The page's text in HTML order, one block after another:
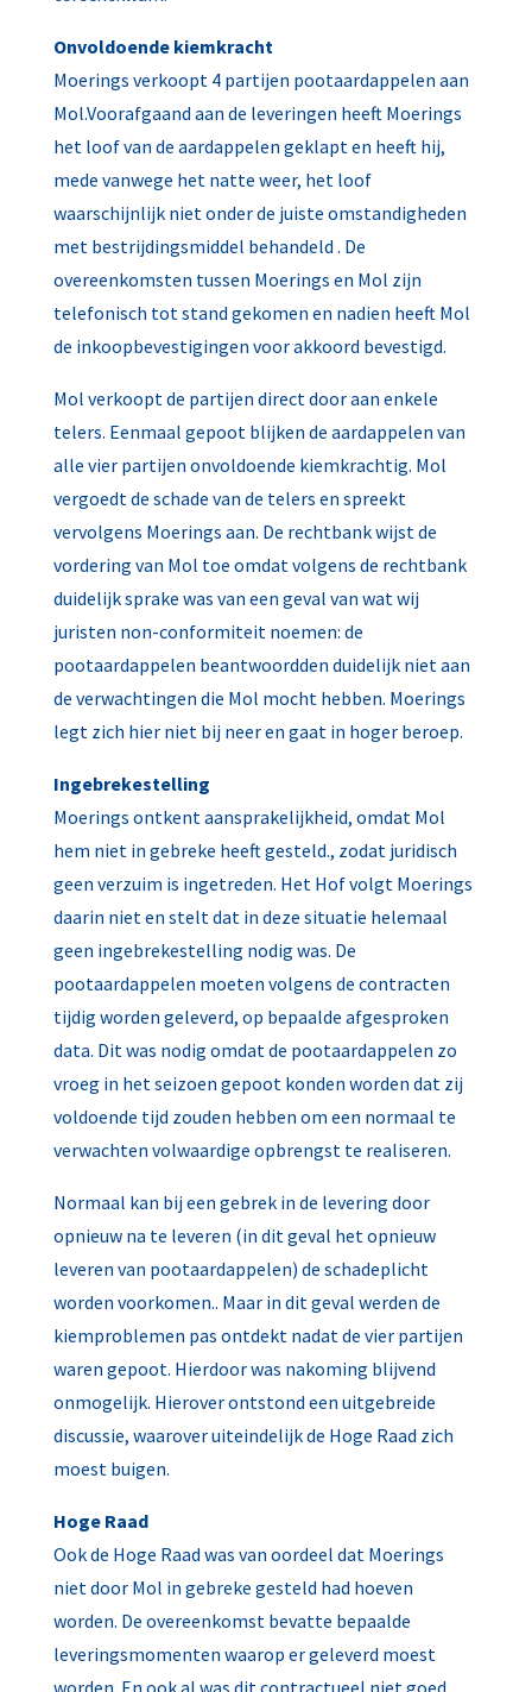
Onvoldoende kiemkracht
Moerings verkoopt 4 partijen pootaardappelen aan
Mol.Voorafgaand aan de leveringen heeft Moerings
het loof van de aardappelen geklapt en heeft hij,
mede vanwege het natte weer, het loof
waarschijnlijk niet onder de juiste omstandigheden
met bestrijdingsmiddel behandeld . De
overeenkomsten tussen Moerings en Mol zijn
telefonisch tot stand gekomen en nadien heeft Mol
de inkoopbevestigingen voor akkoord bevestigd.
Mol verkoopt de partijen direct door aan enkele
telers. Eenmaal gepoot blijken de aardappelen van
alle vier partijen onvoldoende kiemkrachtig. Mol
vergoedt de schade van de telers en spreekt
vervolgens Moerings aan. De rechtbank wijst de
vordering van Mol toe omdat volgens de rechtbank
duidelijk sprake was van een geval van wat wij
juristen non-conformiteit noemen: de
pootaardappelen beantwoordden duidelijk niet aan
de verwachtingen die Mol mocht hebben. Moerings
legt zich hier niet bij neer en gaat in hoger beroep.
Ingebrekestelling
Moerings ontkent aansprakelijkheid, omdat Mol
hem niet in gebreke heeft gesteld., zodat juridisch
geen verzuim is ingetreden. Het Hof volgt Moerings
daarin niet en stelt dat in deze situatie helemaal
geen ingebrekestelling nodig was. De
pootaardappelen moeten volgens de contracten
tijdig worden geleverd, op bepaalde afgesproken
data. Dit was nodig omdat de pootaardappelen zo
vroeg in het seizoen gepoot konden worden dat zij
voldoende tijd zouden hebben om een normaal te
verwachten volwaardige opbrengst te realiseren.
Normaal kan bij een gebrek in de levering door
opnieuw na te leveren (in dit geval het opnieuw
leveren van pootaardappelen) de schadeplicht
worden voorkomen.. Maar in dit geval werden de
kiemproblemen pas ontdekt nadat de vier partijen
waren gepoot. Hierdoor was nakoming blijvend
onmogelijk. Hierover ontstond een uitgebreide
discussie, waarover uiteindelijk de Hoge Raad zich
moest buigen.
Hoge Raad
Ook de Hoge Raad was van oordeel dat Moerings
niet door Mol in gebreke gesteld had hoeven
worden. De overeenkomst bevatte bepaalde
leveringsmomenten waarop er geleverd moest
worden. En ook al was dit contractueel niet goed